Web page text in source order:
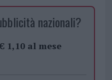
nazionali?
1,10 al mese